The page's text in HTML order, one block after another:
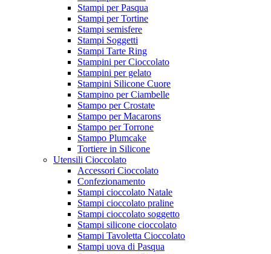
Stampi per Pasqua
Stampi per Tortine
Stampi semisfere
Stampi Soggetti
Stampi Tarte Ring
Stampini per Cioccolato
Stampini per gelato
Stampini Silicone Cuore
Stampino per Ciambelle
Stampo per Crostate
Stampo per Macarons
Stampo per Torrone
Stampo Plumcake
Tortiere in Silicone
Utensili Cioccolato
Accessori Cioccolato
Confezionamento
Stampi cioccolato Natale
Stampi cioccolato praline
Stampi cioccolato soggetto
Stampi silicone cioccolato
Stampi Tavoletta Cioccolato
Stampi uova di Pasqua